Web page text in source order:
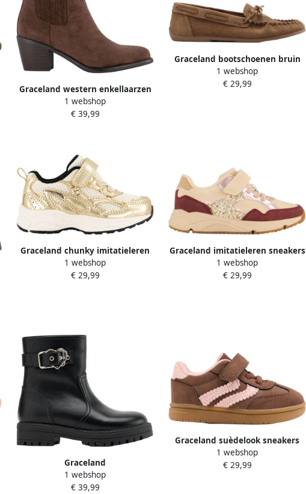
Graceland western enkellaarzen
bruin
1 webshop
€ 39,99
Graceland bootschoenen bruin
1 webshop
€ 29,99
Graceland chunky imitatieleren
sneakers goud
1 webshop
€ 29,99
Graceland imitatieleren sneakers
beige
1 webshop
€ 29,99
Graceland
1 webshop
€ 39,99
Graceland suèdelook sneakers
bruin roze
1 webshop
€ 29,99